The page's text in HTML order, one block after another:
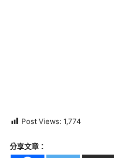
Post Views: 1,774
分享文章：